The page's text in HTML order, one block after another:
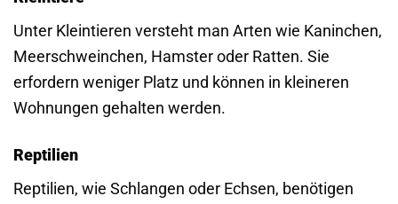
Unter Kleintieren versteht man Arten wie Kaninchen,
Meerschweinchen, Hamster oder Ratten. Sie
erfordern weniger Platz und können in kleineren
Wohnungen gehalten werden.
Reptilien
Reptilien, wie Schlangen oder Echsen, benötigen